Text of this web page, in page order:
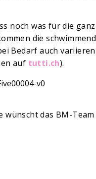
noch was für die
die
Bedarf auch
auf tutti.ch).
wünscht das BM-